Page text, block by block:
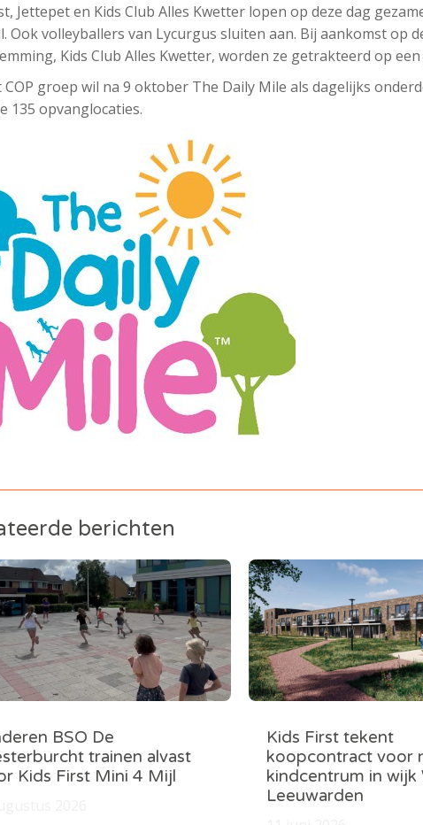
Jettepet en Kids Club Alles Kwetter lopen op deze dag
Ook volleyballers van Lycurgus sluiten aan. Bij aankomst op
Kids Club Alles Kwetter, worden ze getrakteerd op
COP groep wil na 9 oktober The Daily Mile als dagelijks
135 opvanglocaties.
berichten
BSO De
trainen alvast
Kids First Mini 4 Mijl
Kids First tekent
koopcontract voor
kindcentrum in wijk
Leeuwarden